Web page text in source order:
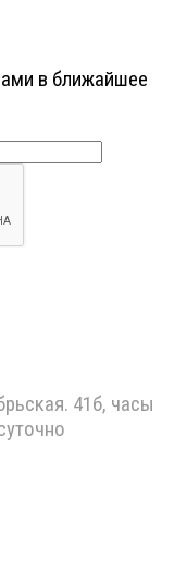
в ближайшее
41б, часы